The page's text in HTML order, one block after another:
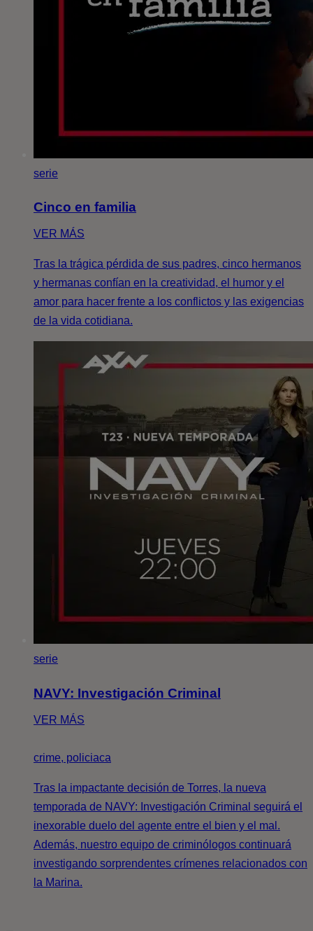
serie
Cinco en familia
VER MÁS
Tras la trágica pérdida de sus padres, cinco hermanos
y hermanas confían en la creatividad, el humor y el
amor para hacer frente a los conflictos y las exigencias
de la vida cotidiana.
serie
NAVY: Investigación Criminal
VER MÁS
crime, policiaca
Tras la impactante decisión de Torres, la nueva
temporada de NAVY: Investigación Criminal seguirá el
inexorable duelo del agente entre el bien y el mal.
Además, nuestro equipo de criminólogos continuará
investigando sorprendentes crímenes relacionados con
la Marina.